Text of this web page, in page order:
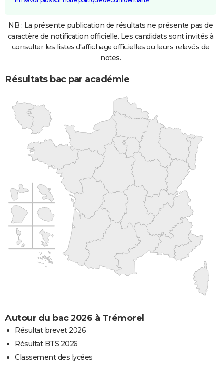
NB : La présente publication de résultats ne présente pas de
caractère de notification officielle. Les candidats sont invités à
consulter les listes d'affichage officielles ou leurs relevés de
notes.
Résultats bac par académie
Autour du bac 2026 à Trémorel
Résultat brevet 2026
Résultat BTS 2026
Classement des lycées